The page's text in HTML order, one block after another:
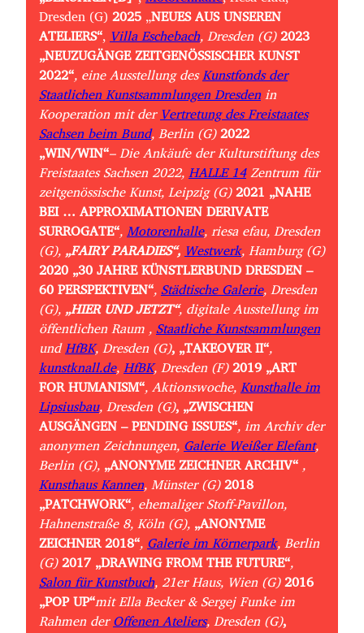
Dresden (G) 2025 „NEUES AUS UNSEREN
ATELIERS“, Villa Eschebach, Dresden (G)2023
„NEUZUGÄNGE ZEITGENÖSSISCHER KUNST
2022“, eine Ausstellung desKunstfonds der
Staatlichen Kunstsammlungen Dresdenin
Kooperation mit derVertretung des Freistaates
Sachsen beim Bund, Berlin (G)2022
„WIN/WIN“– Die Ankäufe der Kulturstiftung des
Freistaates Sachsen 2022,HALLE 14Zentrum für
zeitgenössische Kunst, Leipzig (G)2021 „NAHE
BEI … APPROXIMATIONEN DERIVATE
SURROGATE“,Motorenhalle, riesa efau, Dresden
(G), „FAIRY PARADIES“, Westwerk, Hamburg (G)
2020 „30 JAHRE KÜNSTLERBUND DRESDEN –
60 PERSPEKTIVEN“,Städtische Galerie, Dresden
(G), „HIER UND JETZT“, digitale Ausstellung im
öffentlichen Raum ,Staatliche Kunstsammlungen
undHfBK, Dresden (G), „TAKEOVER II“,
kunstknall.de,HfBK, Dresden (F)2019 „ART
FOR HUMANISM“, Aktionswoche,Kunsthalle im
Lipsiusbau, Dresden (G), „ZWISCHEN
AUSGÄNGEN – PENDING ISSUES“, im Archiv der
anonymen Zeichnungen, Galerie Weißer Elefant,
Berlin (G), „ANONYME ZEICHNER ARCHIV“ ,
Kunsthaus Kannen, Münster (G)2018
„PATCHWORK“, ehemaliger Stoff-Pavillon,
Hahnenstraße 8, Köln (G), „ANONYME
ZEICHNER 2018“, Galerie im Körnerpark, Berlin
(G)2017 „DRAWING FROM THE FUTURE“,
Salon für Kunstbuch, 21er Haus, Wien (G)2016
„POP UP“mit Ella Becker & Sergej Funke im
Rahmen derOffenen Ateliers, Dresden (G),